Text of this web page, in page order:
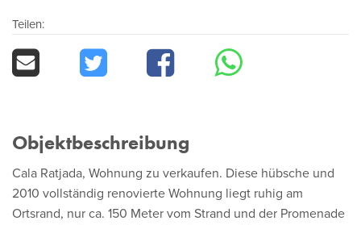
Teilen:
Objektbeschreibung
Cala Ratjada, Wohnung zu verkaufen. Diese hübsche und
2010 vollständig renovierte Wohnung liegt ruhig am
Ortsrand, nur ca. 150 Meter vom Strand und der Promenade